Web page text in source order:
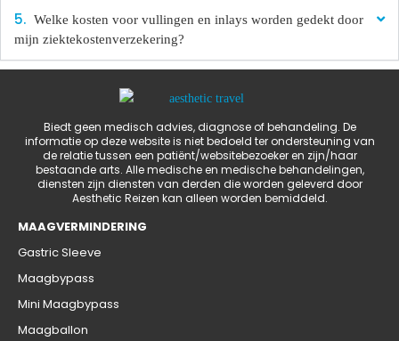
Welke kosten voor vullingen en inlays worden gedekt door
mijn ziektekostenverzekering?
Biedt geen medisch advies, diagnose of behandeling. De
informatie op deze website is niet bedoeld ter ondersteuning van
de relatie tussen een patiënt/websitebezoeker en zijn/haar
bestaande arts. Alle medische en medische behandelingen,
diensten zijn diensten van derden die worden geleverd door
Aesthetic Reizen kan alleen worden bemiddeld.
MAAGVERMINDERING
Gastric Sleeve
Maagbypass
Mini Maagbypass
Maagballon